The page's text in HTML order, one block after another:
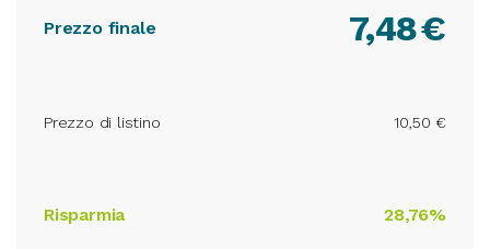
Prezzo finale €
7,48
Prezzo di listino 10,50 €
Risparmia 28,76%